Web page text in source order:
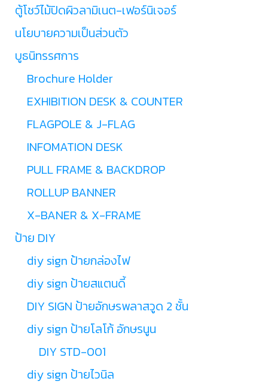
ตู้โชว์ไม้ปิดผิวลามิเนต-เฟอร์นิเจอร์
นโยบายความเป็นส่วนตัว
บูธนิทรรศการ
Brochure Holder
EXHIBITION DESK & COUNTER
FLAGPOLE & J-FLAG
INFOMATION DESK
PULL FRAME & BACKDROP
ROLLUP BANNER
X-BANER & X-FRAME
ป้าย DIY
diy sign ป้ายกล่องไฟ
diy sign ป้ายสแตนดี้
DIY SIGN ป้ายอักษรพลาสวูด 2 ชั้น
diy sign ป้ายโลโก้ อักษรนูน
DIY STD-001
diy sign ป้ายไวนิล